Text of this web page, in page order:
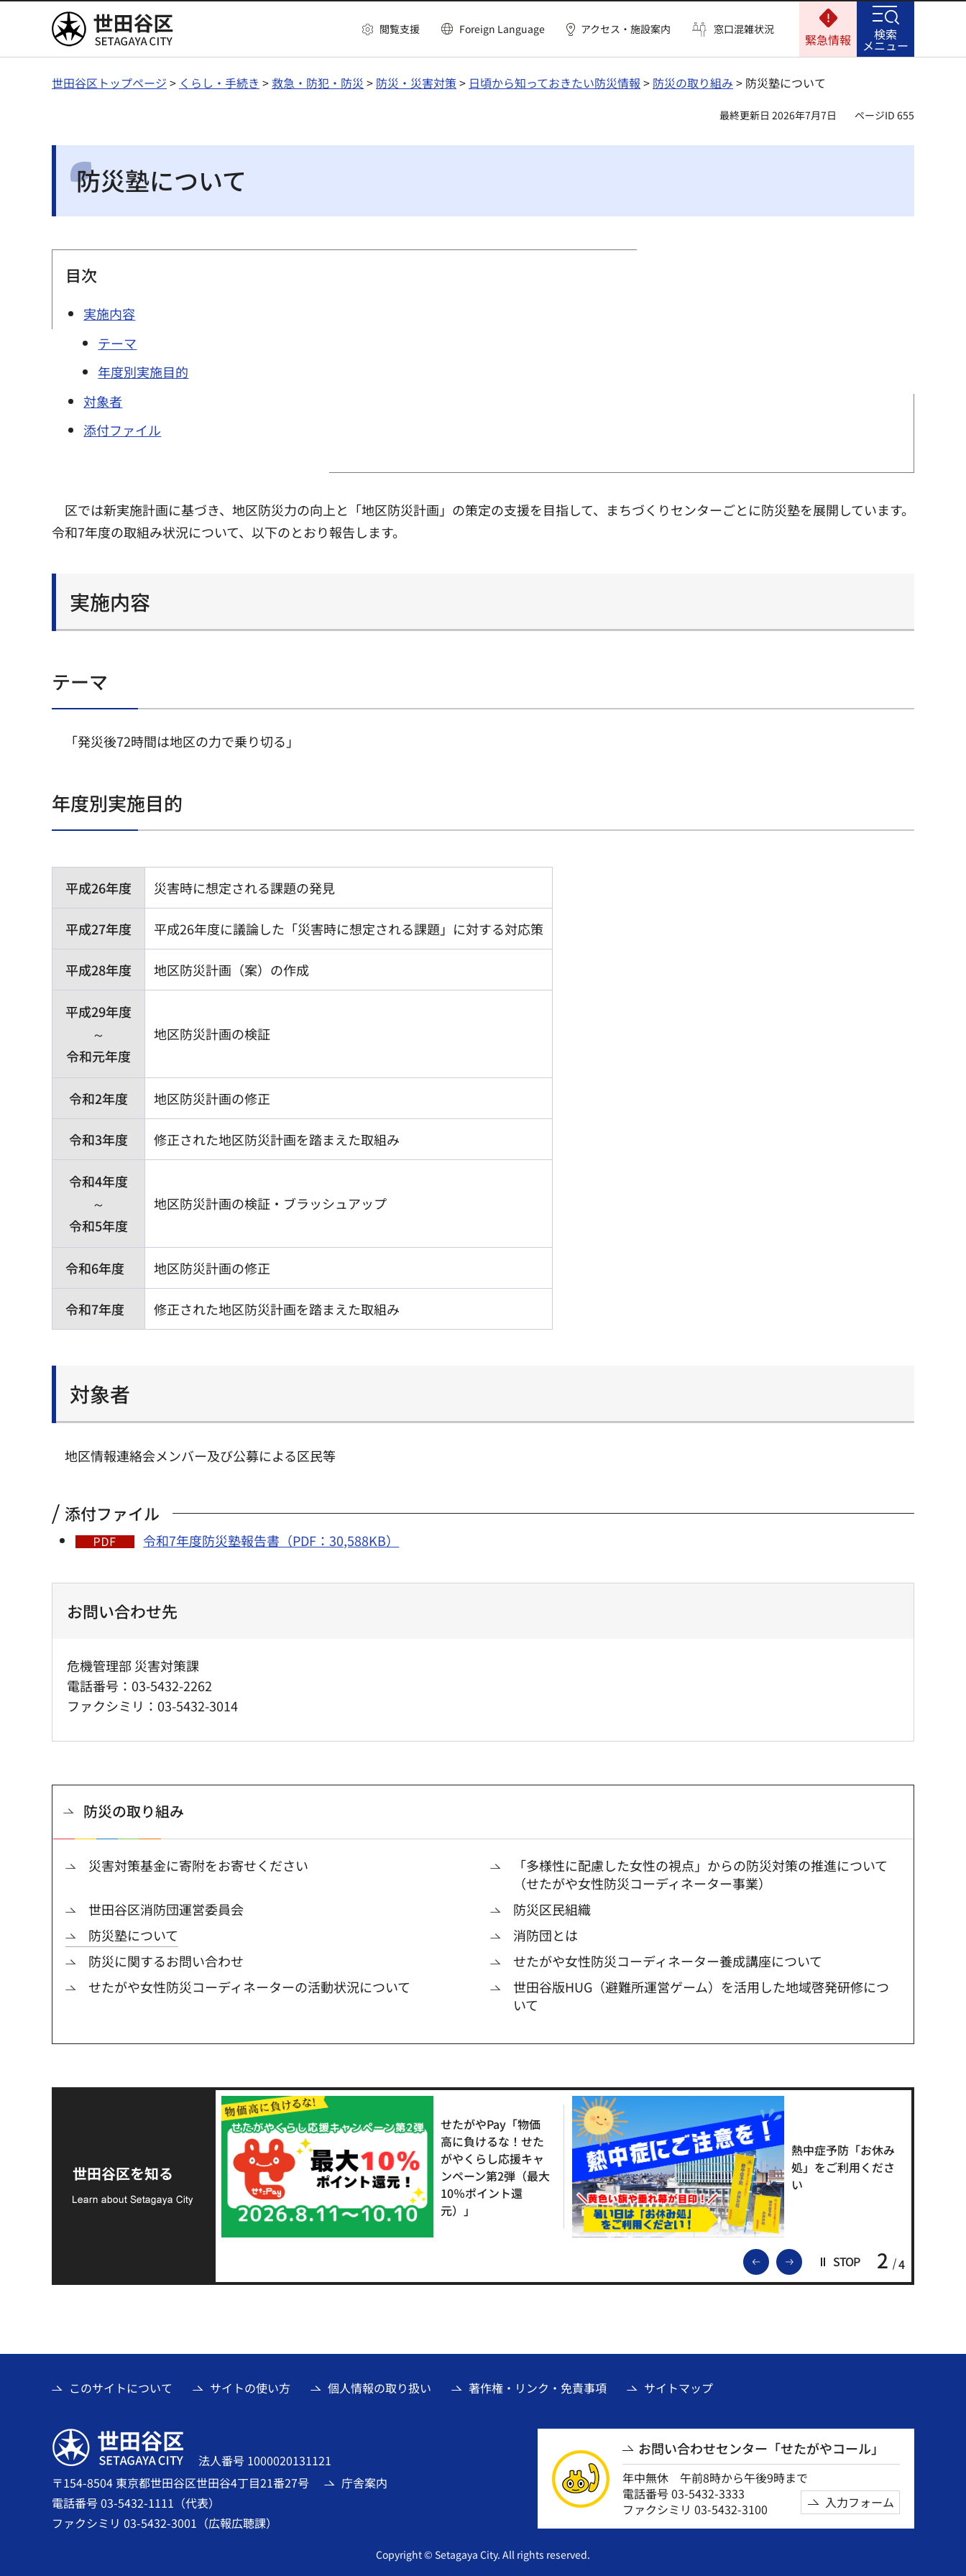
世田谷区 閲覧支援 Foreign Language アクセス・施設案内 窓口混雑状況
緊急情報 検索
メニュー
世田谷区トップページ > くらし・手続き >救急・防犯・防災 > 防災・災害対策> 日頃から知っておきたい防災情報 > 防災の取り組み > 防災塾について
最終更新日 2026年7月7日 ページID 655
防災塾について
目次
実施内容
テーマ
年度別実施目的
対象者
添付ファイル
区では新実施計画に基づき、地区防災力の向上と「地区防災計画」の策定の支援を目指して、まちづくりセンターごとに防災塾を展開しています。
令和7年度の取組み状況について、以下のとおり報告します。
実施内容
テーマ
「発災後72時間は地区の力で乗り切る」
年度別実施目的
平成26年度 災害時に想定される課題の発見
平成27年度 平成26年度に議論した「災害時に想定される課題」に対する対応策
平成28年度 地区防災計画（案）の作成
平成29年度
～
令和元年度
地区防災計画の検証
令和2年度 地区防災計画の修正
令和3年度 修正された地区防災計画を踏まえた取組み
令和4年度
～
令和5年度
地区防災計画の検証・ブラッシュアップ
令和6年度 地区防災計画の修正
令和7年度 修正された地区防災計画を踏まえた取組み
対象者
地区情報連絡会メンバー及び公募による区民等
添付ファイル
令和7年度防災塾報告書（PDF：30,588KB）
お問い合わせ先
危機管理部 災害対策課
電話番号：03-5432-2262
ファクシミリ：03-5432-3014
防災の取り組み
災害対策基金に寄附をお寄せください
「多様性に配慮した女性の視点」からの防災対策の推進について
（せたがや女性防災コーディネーター事業）
世田谷区消防団運営委員会
防災区民組織
防災塾について
消防団とは
防災に関するお問い合わせ
せたがや女性防災コーディネーター養成講座について
せたがや女性防災コーディネーターの活動状況について
世田谷版HUG（避難所運営ゲーム）を活用した地域啓発研修につ
いて
世田谷区を知る
前のスライドを表示
次のスライドを表示
STOP 2 4
支援金の募集につい
て
せたがやPay「物価
高に負けるな！せた
がやくらし応援キャ
ンペーン第2弾（最大
10％ポイント還
元）」
熱中症予防「お休み
処」をご利用くださ
い
このサイトについて サイトの使い方 個人情報の取り扱い 著作権・リンク・免責事項 サイトマップ
世田谷区
法人番号 1000020131121
〒154-8504 東京都世田谷区世田谷4丁目21番27号
電話番号 03-5432-1111（代表）
ファクシミリ 03-5432-3001（広報広聴課）
庁舎案内
お問い合わせセンター「せたがやコール」
年中無休 午前8時から午後9時まで
電話番号 03-5432-3333
ファクシミリ 03-5432-3100
入力フォーム
Copyright © Setagaya City. All rights reserved.